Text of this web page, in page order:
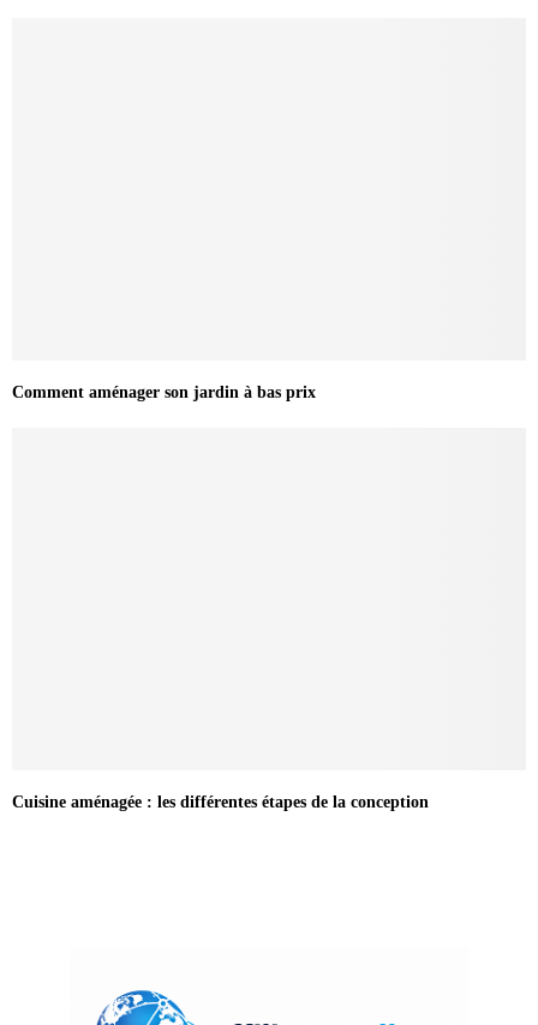
Comment aménager son jardin à bas prix
Cuisine aménagée : les différentes étapes de la conception